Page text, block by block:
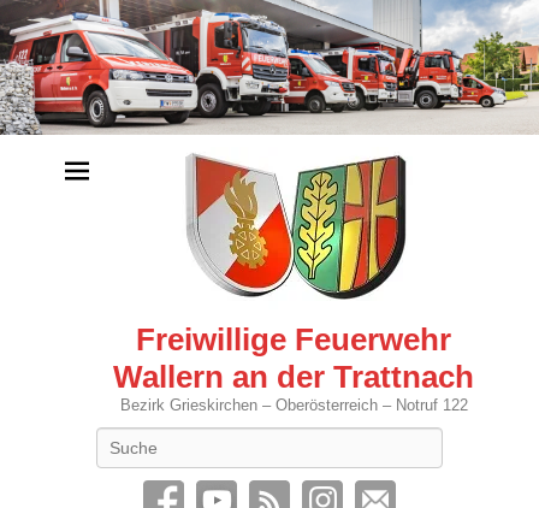
Freiwillige Feuerwehr
Wallern an der Trattnach
Bezirk Grieskirchen – Oberösterreich – Notruf 122